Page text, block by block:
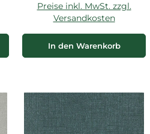
Preise inkl. MwSt. zzgl.
Versandkosten
In den Warenkorb